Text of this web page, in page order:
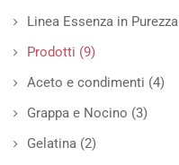
Linea Essenza in Purezza
Prodotti (9)
Aceto e condimenti (4)
Grappa e Nocino (3)
Gelatina (2)